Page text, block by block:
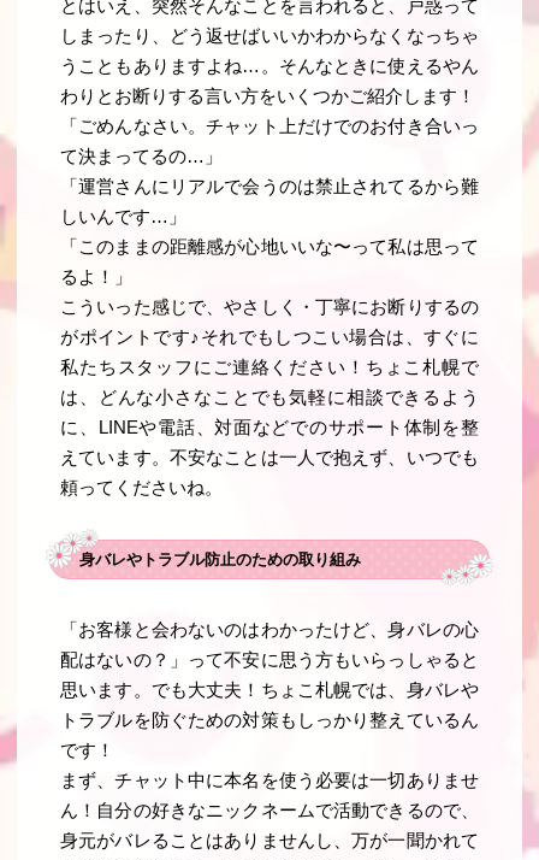
とはいえ、突然そんなことを言われると、戸惑って
しまったり、どう返せばいいかわからなくなっちゃ
うこともありますよね…。そんなときに使えるやん
わりとお断りする言い方をいくつかご紹介します！
「ごめんなさい。チャット上だけでのお付き合いっ
て決まってるの…」
「運営さんにリアルで会うのは禁止されてるから難
しいんです…」
「このままの距離感が心地いいな〜って私は思って
るよ！」
こういった感じで、やさしく・丁寧にお断りするの
がポイントです♪それでもしつこい場合は、すぐに
私たちスタッフにご連絡ください！ちょこ札幌で
は、どんな小さなことでも気軽に相談できるよう
に、LINEや電話、対面などでのサポート体制を整
えています。不安なことは一人で抱えず、いつでも
頼ってくださいね。
身バレやトラブル防止のための取り組み
「お客様と会わないのはわかったけど、身バレの心
配はないの？」って不安に思う方もいらっしゃると
思います。でも大丈夫！ちょこ札幌では、身バレや
トラブルを防ぐための対策もしっかり整えているん
です！
まず、チャット中に本名を使う必要は一切ありませ
ん！自分の好きなニックネームで活動できるので、
身元がバレることはありませんし、万が一聞かれて